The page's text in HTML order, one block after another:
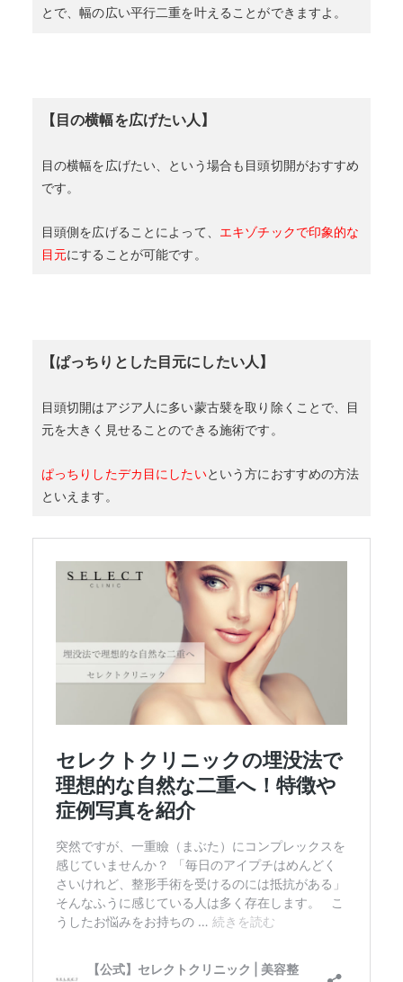
とで、幅の広い平行二重を叶えることができますよ。
【目の横幅を広げたい人】
目の横幅を広げたい、という場合も目頭切開がおすすめ
です。
目頭側を広げることによって、 エキゾチックで印象的な
目元にすることが可能です。
【ぱっちりとした目元にしたい人】
目頭切開はアジア人に多い蒙古襞を取り除くことで、目
元を大きく見せることのできる施術です。
ぱっちりしたデカ目にしたいという方におすすめの方法
といえます。